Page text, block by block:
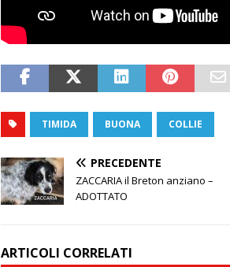
TIMIDA BUONA COLLIE
PRECEDENTE
ZACCARIA il Breton anziano –
ADOTTATO
ARTICOLI CORRELATI